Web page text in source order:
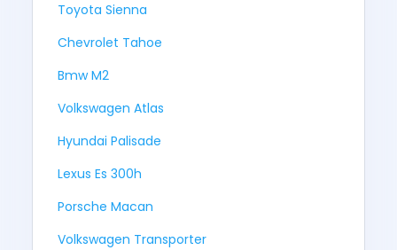
Toyota Sienna
Chevrolet Tahoe
Bmw M2
Volkswagen Atlas
Hyundai Palisade
Lexus Es 300h
Porsche Macan
Volkswagen Transporter